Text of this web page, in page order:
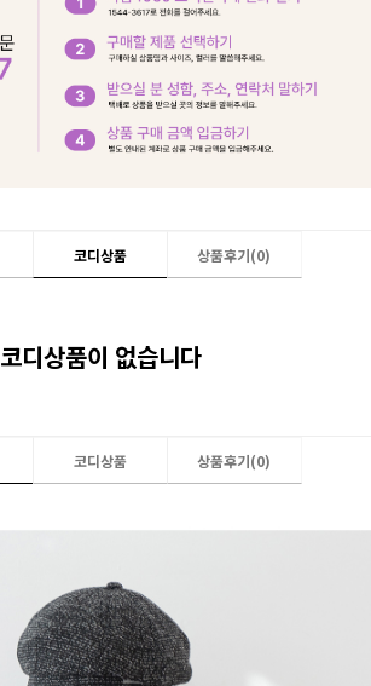
코디상품 상품후기(0)
코디상품이 없습니다
코디상품 상품후기(0)